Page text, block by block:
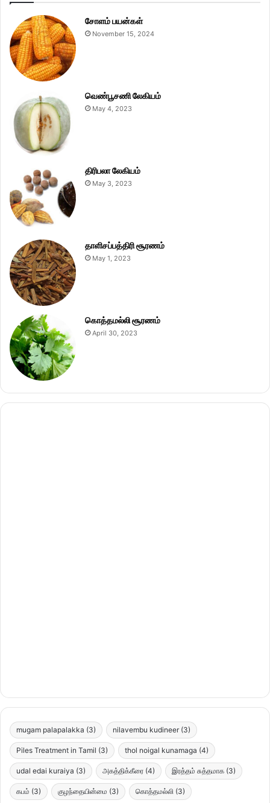
சோளம் பயன்கள்
November 15, 2024
வெண்பூசணி லேகியம்
May 4, 2023
திரிபலா லேகியம்
May 3, 2023
தாளிசப்பத்திரி சூரணம்
May 1, 2023
கொத்தமல்லி சூரணம்
April 30, 2023
mugam palapalakka (3) nilavembu kudineer (3)
Piles Treatment in Tamil (3) thol noigal kunamaga (4)
udal edai kuraiya (3) அகத்திக்கீரை (4) இரத்தம் சுத்தமாக (3)
கபம் (3) குழந்தையின்மை (3) கொத்தமல்லி (3)